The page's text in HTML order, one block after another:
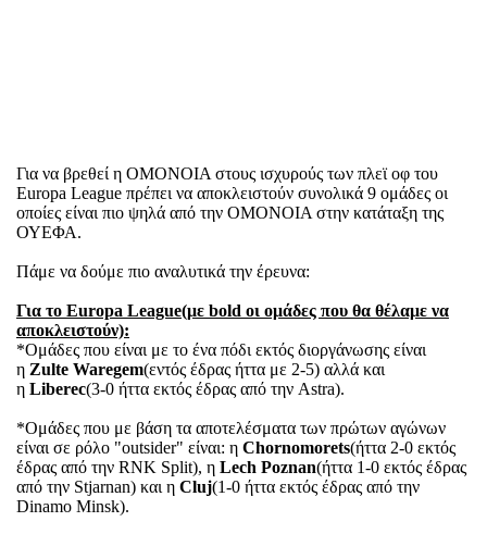
Για να βρεθεί η ΟΜΟΝΟΙΑ στους ισχυρούς των πλεϊ οφ του
Europa League πρέπει να αποκλειστούν συνολικά 9 ομάδες οι
οποίες είναι πιο ψηλά από την ΟΜΟΝΟΙΑ στην κατάταξη της
ΟΥΕΦΑ.
Πάμε να δούμε πιο αναλυτικά την έρευνα:
Για το Europa League(με bold οι ομάδες που θα θέλαμε να
αποκλειστούν):
*Ομάδες που είναι με το ένα πόδι εκτός διοργάνωσης είναι
η Zulte Waregem(εντός έδρας ήττα με 2-5) αλλά και
η Liberec(3-0 ήττα εκτός έδρας από την Astra).
*Ομάδες που με βάση τα αποτελέσματα των πρώτων αγώνων
είναι σε ρόλο "outsider" είναι: η Chornomorets(ήττα 2-0 εκτός
έδρας από την RNK Split), η Lech Poznan(ήττα 1-0 εκτός έδρας
από την Stjarnan) και η Cluj(1-0 ήττα εκτός έδρας από την
Dinamo Minsk).